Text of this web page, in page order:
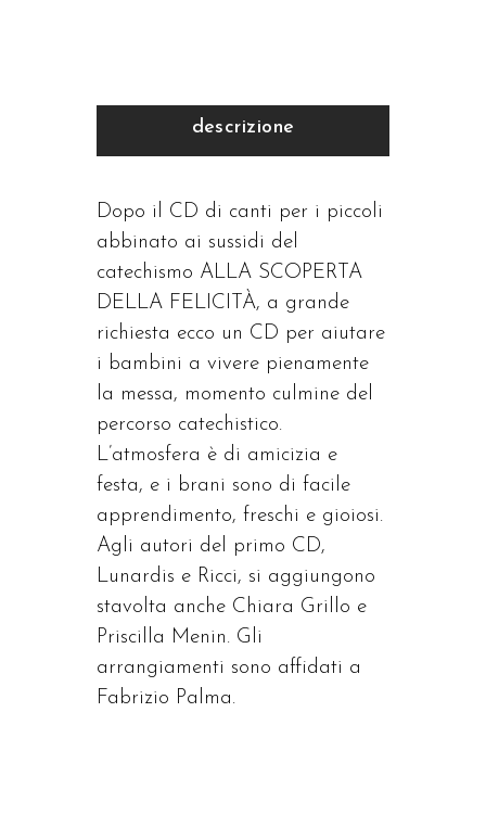
descrizione
Dopo il CD di canti per i piccoli
abbinato ai sussidi del
catechismo ALLA SCOPERTA
DELLA FELICITÀ, a grande
richiesta ecco un CD per aiutare
i bambini a vivere pienamente
la messa, momento culmine del
percorso catechistico.
L’atmosfera è di amicizia e
festa, e i brani sono di facile
apprendimento, freschi e gioiosi.
Agli autori del primo CD,
Lunardis e Ricci, si aggiungono
stavolta anche Chiara Grillo e
Priscilla Menin. Gli
arrangiamenti sono affidati a
Fabrizio Palma.